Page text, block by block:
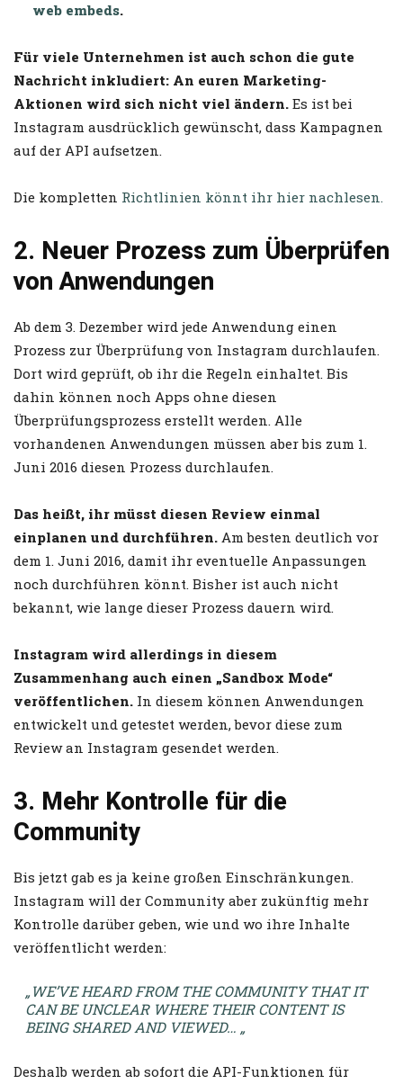
web embeds.
Für viele Unternehmen ist auch schon die gute
Nachricht inkludiert: An euren Marketing-
Aktionen wird sich nicht viel ändern. Es ist bei
Instagram ausdrücklich gewünscht, dass Kampagnen
auf der API aufsetzen.
Die kompletten Richtlinien könnt ihr hier nachlesen.
2. Neuer Prozess zum Überprüfen
von Anwendungen
Ab dem 3. Dezember wird jede Anwendung einen
Prozess zur Überprüfung von Instagram durchlaufen.
Dort wird geprüft, ob ihr die Regeln einhaltet. Bis
dahin können noch Apps ohne diesen
Überprüfungsprozess erstellt werden. Alle
vorhandenen Anwendungen müssen aber bis zum 1.
Juni 2016 diesen Prozess durchlaufen.
Das heißt, ihr müsst diesen Review einmal
einplanen und durchführen. Am besten deutlich vor
dem 1. Juni 2016, damit ihr eventuelle Anpassungen
noch durchführen könnt. Bisher ist auch nicht
bekannt, wie lange dieser Prozess dauern wird.
Instagram wird allerdings in diesem
Zusammenhang auch einen „Sandbox Mode“
veröffentlichen. In diesem können Anwendungen
entwickelt und getestet werden, bevor diese zum
Review an Instagram gesendet werden.
3. Mehr Kontrolle für die
Community
Bis jetzt gab es ja keine großen Einschränkungen.
Instagram will der Community aber zukünftig mehr
Kontrolle darüber geben, wie und wo ihre Inhalte
veröffentlicht werden:
„WE’VE HEARD FROM THE COMMUNITY THAT IT
CAN BE UNCLEAR WHERE THEIR CONTENT IS
BEING SHARED AND VIEWED… „
Deshalb werden ab sofort die API-Funktionen für